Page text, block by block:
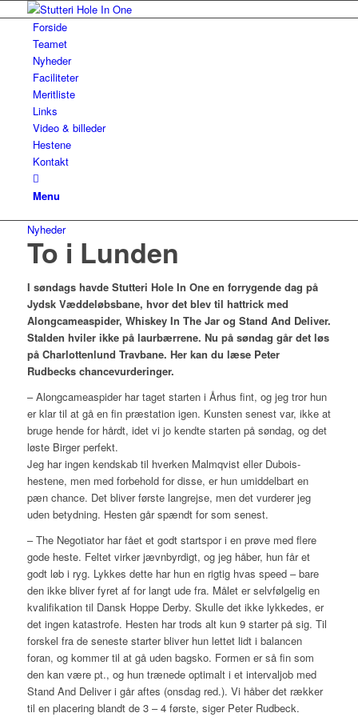
Forside
Teamet
Nyheder
Faciliteter
Meritliste
Links
Video & billeder
Hestene
Kontakt
Menu
Nyheder
To i Lunden
I søndags havde Stutteri Hole In One en forrygende dag på
Jydsk Væddeløbsbane, hvor det blev til hattrick med
Alongcameaspider, Whiskey In The Jar og Stand And Deliver.
Stalden hviler ikke på laurbærrene. Nu på søndag går det løs
på Charlottenlund Travbane. Her kan du læse Peter
Rudbecks chancevurderinger.
– Alongcameaspider har taget starten i Århus fint, og jeg tror hun
er klar til at gå en fin præstation igen. Kunsten senest var, ikke at
bruge hende for hårdt, idet vi jo kendte starten på søndag, og det
løste Birger perfekt.
Jeg har ingen kendskab til hverken Malmqvist eller Dubois-
hestene, men med forbehold for disse, er hun umiddelbart en
pæn chance. Det bliver første langrejse, men det vurderer jeg
uden betydning. Hesten går spændt for som senest.
– The Negotiator har fået et godt startspor i en prøve med flere
gode heste. Feltet virker jævnbyrdigt, og jeg håber, hun får et
godt løb i ryg. Lykkes dette har hun en rigtig hvas speed – bare
den ikke bliver fyret af for langt ude fra. Målet er selvfølgelig en
kvalifikation til Dansk Hoppe Derby. Skulle det ikke lykkedes, er
det ingen katastrofe. Hesten har trods alt kun 9 starter på sig. Til
forskel fra de seneste starter bliver hun lettet lidt i balancen
foran, og kommer til at gå uden bagsko. Formen er så fin som
den kan være pt., og hun trænede optimalt i et intervaljob med
Stand And Deliver i går aftes (onsdag red.). Vi håber det rækker
til en placering blandt de 3 – 4 første, siger Peter Rudbeck.